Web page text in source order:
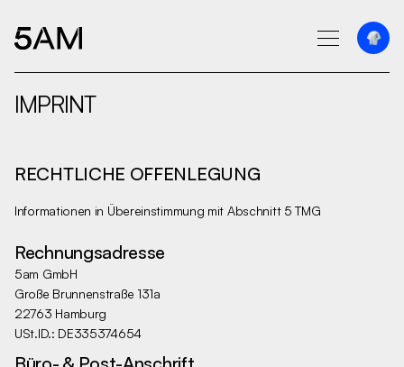
IMPRINT
RECHTLICHE OFFENLEGUNG
Informationen in Übereinstimmung mit Abschnitt 5 TMG
Rechnungsadresse
5am GmbH
Große Brunnenstraße 131a
22763 Hamburg
USt.ID.: DE335374654